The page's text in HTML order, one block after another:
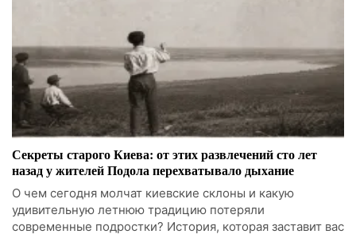
Секреты старого Киева: от этих развлечений сто лет
назад у жителей Подола перехватывало дыхание
О чем сегодня молчат киевские склоны и какую
удивительную летнюю традицию потеряли
современные подростки? История, которая заставит вас